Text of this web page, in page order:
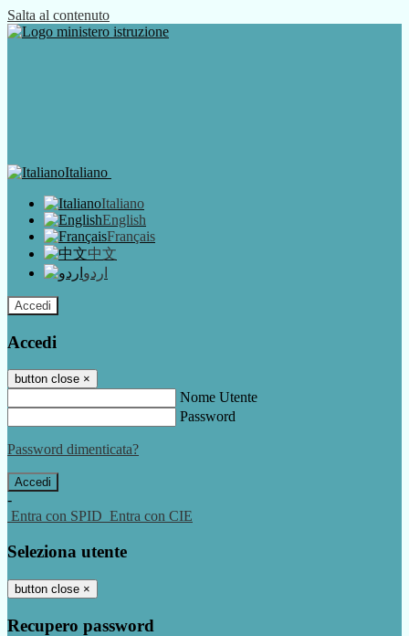
Salta al contenuto
Italiano
Italiano
English
Français
中文
اردو
Accedi
Accedi
button close ×
Nome Utente
Password
Password dimenticata?
-
Entra con SPID Entra con CIE
Seleziona utente
button close ×
Recupero password